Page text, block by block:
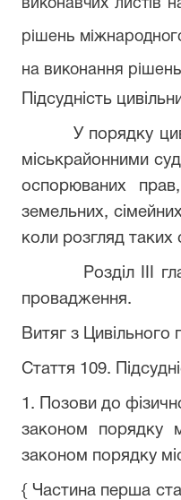
виконавчих листів
рішень
на виконання
Підсудність
У порядку
міськрайонними
оспорюваних
земельних,
коли розгляд
Розділ ІІІ глава
провадження.
Витяг з Цивільного
Стаття 109.
1. Позови до
законом порядку
законом порядку
{ Частина перша